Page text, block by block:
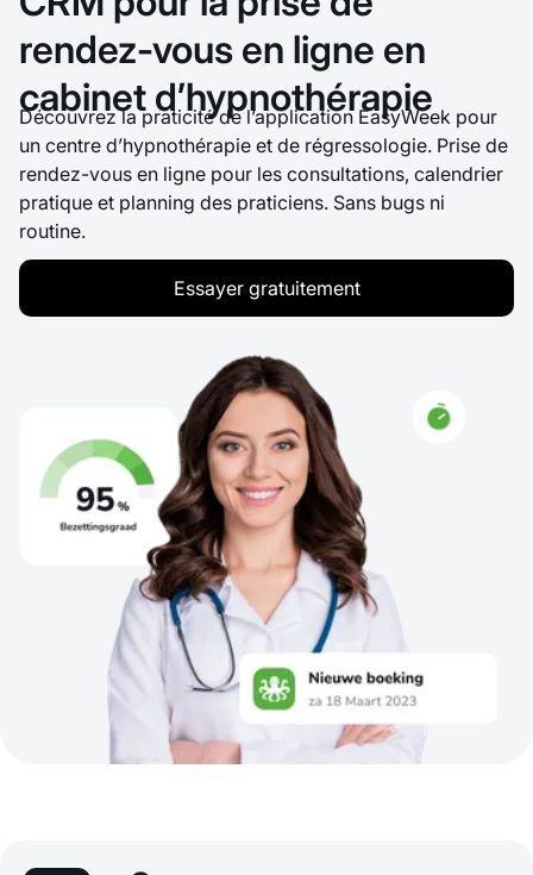
rendez-vous en ligne en
cabinet d’hypnothérapie
Découvrez la praticité de l’application EasyWeek pour
un centre d’hypnothérapie et de régressologie. Prise de
rendez-vous en ligne pour les consultations, calendrier
pratique et planning des praticiens. Sans bugs ni
routine.
Essayer gratuitement